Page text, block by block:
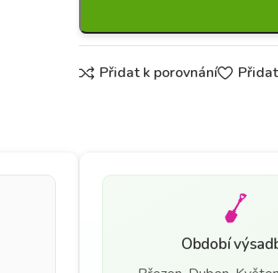
Přidat k porovnání
Období